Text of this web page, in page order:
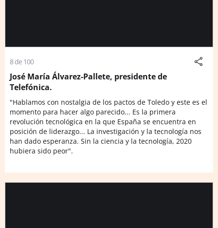
8 de 100
José María Álvarez-Pallete, presidente de
Telefónica.
"Hablamos con nostalgia de los pactos de Toledo y este es el
momento para hacer algo parecido... Es la primera
revolución tecnológica en la que España se encuentra en
posición de liderazgo... La investigación y la tecnología nos
han dado esperanza. Sin la ciencia y la tecnología, 2020
hubiera sido peor".